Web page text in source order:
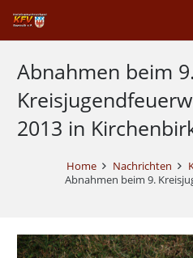
Abnahmen beim 9.
2013 in
Home Nachrichten
Abnahmen beim 9.